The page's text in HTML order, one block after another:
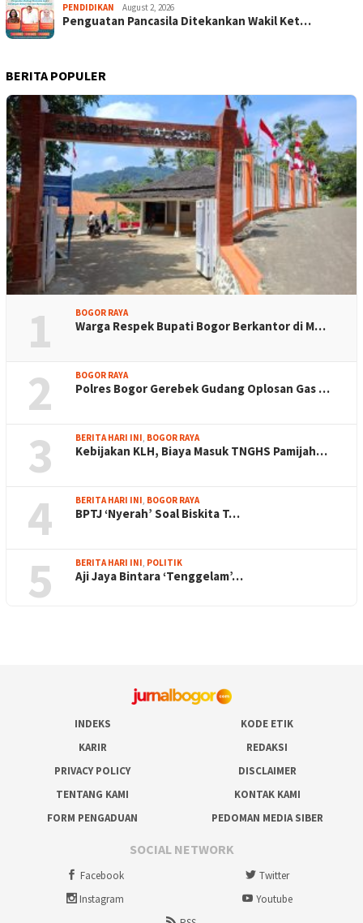
PENDIDIKAN August 2, 2026
Penguatan Pancasila Ditekankan Wakil Ket…
BERITA POPULER
1 BOGOR RAYA
Warga Respek Bupati Bogor Berkantor di M…
2 BOGOR RAYA
Polres Bogor Gerebek Gudang Oplosan Gas …
3 BERITA HARI INI, BOGOR RAYA
Kebijakan KLH, Biaya Masuk TNGHS Pamijah…
4 BERITA HARI INI, BOGOR RAYA
BPTJ ‘Nyerah’ Soal Biskita T…
5 BERITA HARI INI, POLITIK
Aji Jaya Bintara ‘Tenggelam’…
INDEKS
KODE ETIK
KARIR
REDAKSI
PRIVACY POLICY
DISCLAIMER
TENTANG KAMI
KONTAK KAMI
FORM PENGADUAN
PEDOMAN MEDIA SIBER
SOCIAL NETWORK
Facebook
Twitter
Instagram
Youtube